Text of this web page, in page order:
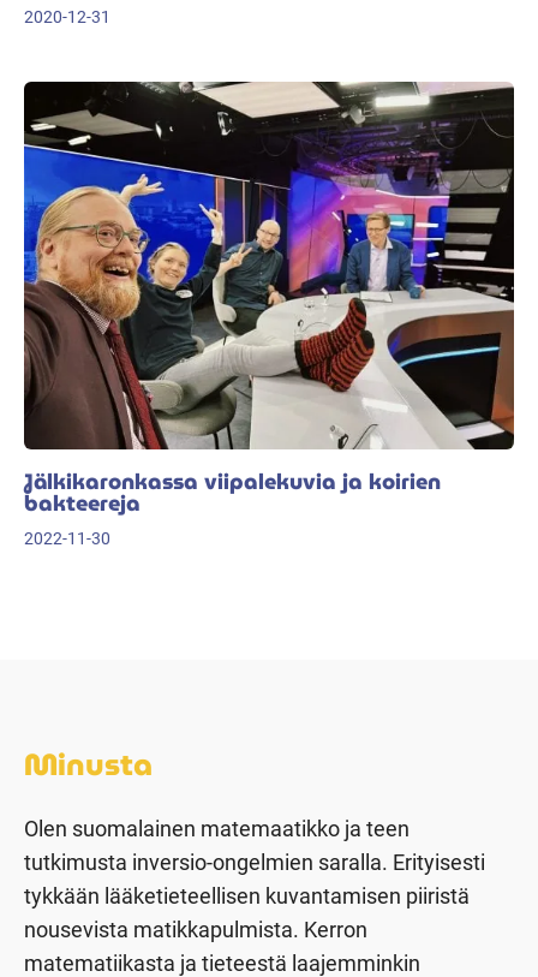
2020-12-31
Jälkikaronkassa viipalekuvia ja koirien
bakteereja
2022-11-30
Minusta
Olen suomalainen matemaatikko ja teen
tutkimusta inversio-ongelmien saralla. Erityisesti
tykkään lääketieteellisen kuvantamisen piiristä
nousevista matikkapulmista. Kerron
matematiikasta ja tieteestä laajemminkin